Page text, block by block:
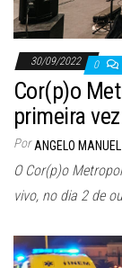
30/09/2022 0
Cor(p)o
primeira
Por ANGELO
O Cor(p)o
vivo, no dia 2 de